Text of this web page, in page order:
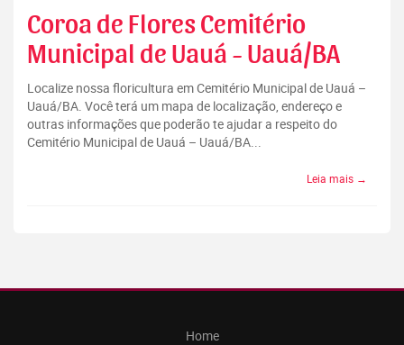
Coroa de Flores Cemitério
Municipal de Uauá - Uauá/BA
Localize nossa floricultura em Cemitério Municipal de Uauá –
Uauá/BA. Você terá um mapa de localização, endereço e
outras informações que poderão te ajudar a respeito do
Cemitério Municipal de Uauá – Uauá/BA...
Leia mais →
Home